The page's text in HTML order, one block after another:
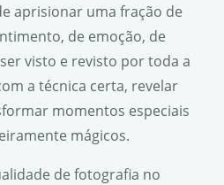
aprisionar uma fração de
de emoção, de
visto e revisto por toda a
a técnica certa, revelar
momentos especiais
mágicos.
de fotografia no